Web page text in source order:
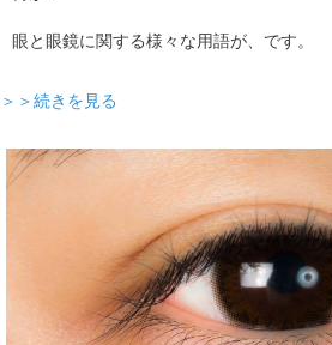
眼と眼鏡に関する様々な用語が、です。
＞＞続きを見る